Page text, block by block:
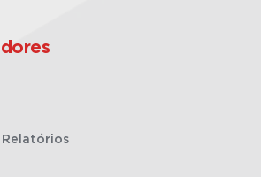
Relatórios